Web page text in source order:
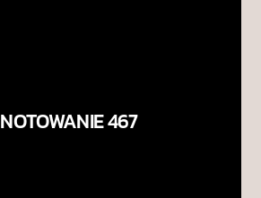
NOTOWANIE 467